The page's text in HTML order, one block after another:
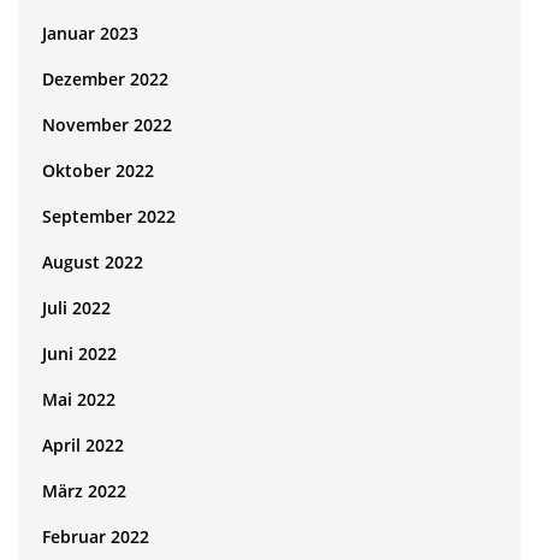
Januar 2023
Dezember 2022
November 2022
Oktober 2022
September 2022
August 2022
Juli 2022
Juni 2022
Mai 2022
April 2022
März 2022
Februar 2022